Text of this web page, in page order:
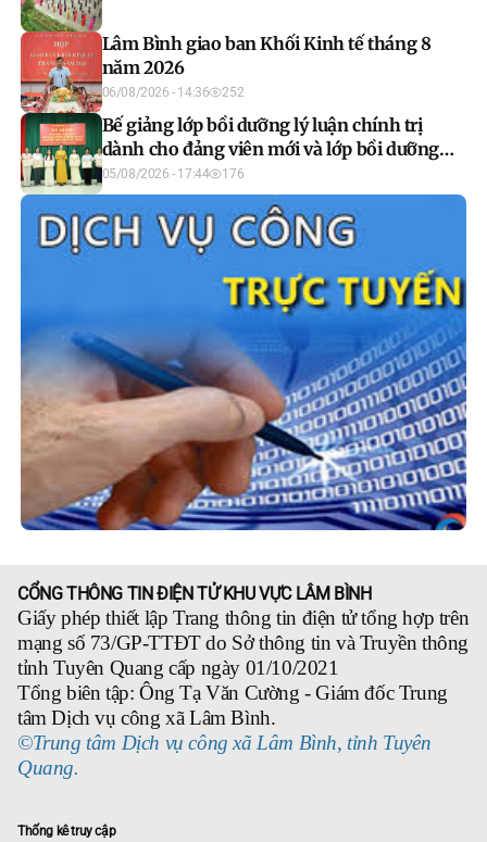
Lâm Bình giao ban Khối Kinh tế tháng 8
năm 2026
06/08/2026 - 14:36 252
Bế giảng lớp bồi dưỡng lý luận chính trị
dành cho đảng viên mới và lớp bồi dưỡng
chuyên đề lịch sử Đảng “Đảng ta thật là vĩ
đại” năm 2026
05/08/2026 - 17:44 176
CỔNG THÔNG TIN ĐIỆN TỬ KHU VỰC LÂM BÌNH
Giấy phép thiết lập Trang thông tin điện tử tổng hợp trên
mạng số 73/GP-TTĐT do Sở thông tin và Truyền thông
tỉnh Tuyên Quang cấp ngày 01/10/2021
Tổng biên tập: Ông Tạ Văn Cường - Giám đốc Trung
tâm Dịch vụ công xã Lâm Bình.
©Trung tâm Dịch vụ công xã Lâm Bình, tỉnh Tuyên
Quang.
Thống kê truy cập